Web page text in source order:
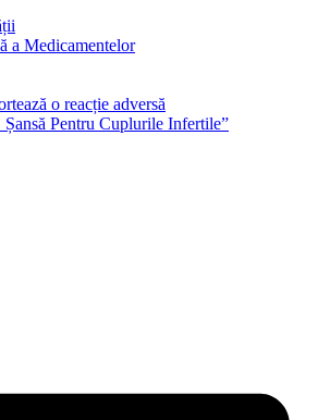
a Medicamentelor
o reacție adversă
Pentru Cuplurile Infertile”